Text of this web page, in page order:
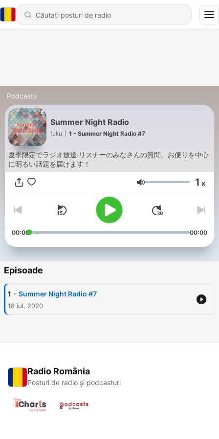
Podcasts
Summer Night Radio
fuku 1 - Summer Night Radio #7
夏季限定でラジオ放送 リスナーのみなさんの質問、お便りを中心
に明るい話題を届けます！
Volum 1 x
00:00 00:00
Episoade
1 - Summer Night Radio #7
18 iul. 2020
Radio România
Posturi de radio și podcasturi